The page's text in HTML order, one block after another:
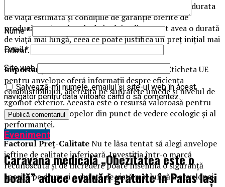
Verifică durata
de viață estimată și condițiile de garanție oferite de
producător. Anvelopele de înaltă calitate pot avea o durată
de viață mai lungă, ceea ce poate justifica un preț inițial mai
ridicat.
Importanța Etichetei UE pentru Anvelope
Eticheta UE
pentru anvelope oferă informații despre eficiența
combustibilului, aderența pe suprafețe umede și nivelul de
zgomot exterior. Aceasta este o resursă valoroasă pentru
compararea anvelopelor din punct de vedere ecologic și al
performanței.
Factorul Preț-CalitateNu te lăsa tentat să alegi anvelope
ieftine de calitate inferioară. Investiția într-o marcă
recunoscută și de încredere poate însemna o siguranță
sporită pe drum și o durată de viață mai lungă a anvelopei.
Nume*
Email*
Site web
Salvează-mi numele, emailul și site-ul web în acest
navigator pentru data viitoare când o să comentez.
Eveniment
Caravana medicală „Obezitatea este o
boală” aduce evaluări gratuite în Palas Iași